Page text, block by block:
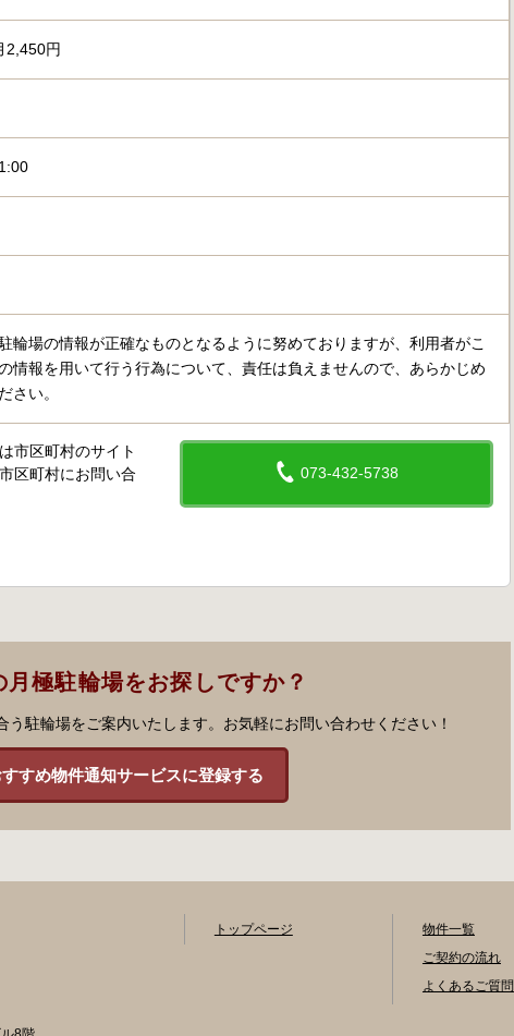
2,450円
輪場の情報が正確なものとなるように努めておりますが、利用者がこ
情報を用いて行う行為について、責任は負えませんので、あらかじめ
さい。
073-432-5738
市区町村のサイト
区町村にお問い合
月極駐輪場をお探しですか？
う駐輪場をご案内いたします。お気軽にお問い合わせください！
すすめ物件通知サービスに登録する
トップページ
物件一覧
ご契約の流れ
よくあるご質問